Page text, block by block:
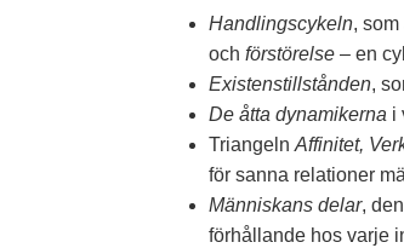
Handlingscykeln,
och förstörelse – en
Existenstillstånden,
De åtta dynamikerna i
Triangeln Affinitet,
för sanna relationer
Människans delar,
förhållande hos varje